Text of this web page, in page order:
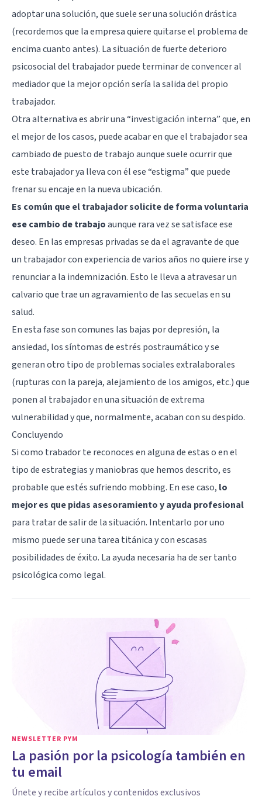
adoptar una solución, que suele ser una solución drástica
(recordemos que la empresa quiere quitarse el problema de
encima cuanto antes). La situación de fuerte deterioro
psicosocial del trabajador puede terminar de convencer al
mediador que la mejor opción sería la salida del propio
trabajador.
Otra alternativa es abrir una “investigación interna” que, en
el mejor de los casos, puede acabar en que el trabajador sea
cambiado de puesto de trabajo aunque suele ocurrir que
este trabajador ya lleva con él ese “estigma” que puede
frenar su encaje en la nueva ubicación.
Es común que el trabajador solicite de forma voluntaria
ese cambio de trabajoaunque rara vez se satisface ese
deseo. En las empresas privadas se da el agravante de que
un trabajador con experiencia de varios años no quiere irse y
renunciar a la indemnización. Esto le lleva a atravesar un
calvario que trae un agravamiento de las secuelas en su
salud.
En esta fase son comunes las bajas pordepresión, la
ansiedad, los síntomas de estrés postraumático y se
generan otro tipo de problemas sociales extralaborales
(rupturas con la pareja, alejamiento de los amigos, etc.) que
ponen al trabajador en una situación de extrema
vulnerabilidad y que, normalmente, acaban con su despido.
Concluyendo
Si como trabador te reconoces en alguna de estas o en el
tipo de estrategias y maniobras que hemos descrito, es
probable que estés sufriendo mobbing. En ese caso, lo
mejor es que pidas asesoramiento y ayuda profesional
para tratar de salir de la situación. Intentarlo por uno
mismo puede ser una tarea titánica y con escasas
posibilidades de éxito. La ayuda necesaria ha de ser tanto
psicológica como legal.
NEWSLETTER PYM
La pasión por la psicología también en
tu email
Únete y recibe artículos y contenidos exclusivos